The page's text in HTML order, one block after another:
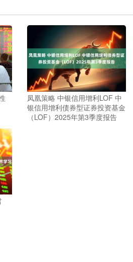
凤凰策略 中银信用增利LOF 中
银信用增利债券型证券投资基金
（LOF）2025年第3季度报告